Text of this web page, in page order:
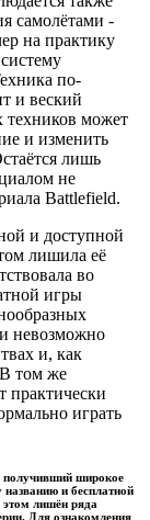
самолётами -
на практику
по-
и веский
техников может
и изменить
лишь
не
Battlefield.
и доступной
лишила её
во
игры
невозможно
и, как
В том же
практически
играть
получивший широкое
и бесплатной
этом лишён ряда
Для ознакомления